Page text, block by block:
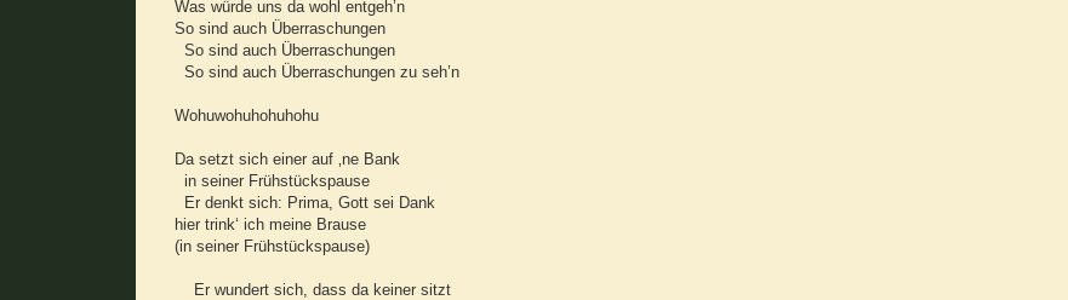
Was würde uns da wohl entgeh’n
So sind auch Überraschungen
So sind auch Überraschungen
So sind auch Überraschungen zu seh’n
Wohuwohuhohuhohu
Da setzt sich einer auf ‚ne Bank
in seiner Frühstückspause
Er denkt sich: Prima, Gott sei Dank
hier trink‘ ich meine Brause
(in seiner Frühstückspause)
Er wundert sich, dass da keiner sitzt